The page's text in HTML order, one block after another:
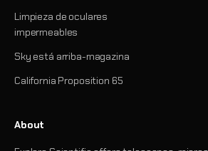
Limpieza de oculares
impermeables
Sky está arriba-magazina
California Proposition 65
About